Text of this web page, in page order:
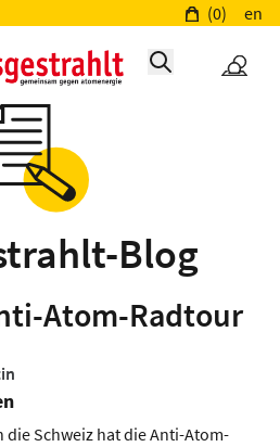
(0) en
Blog
Atom-Radtour
Schweiz hat die Anti-Atom-